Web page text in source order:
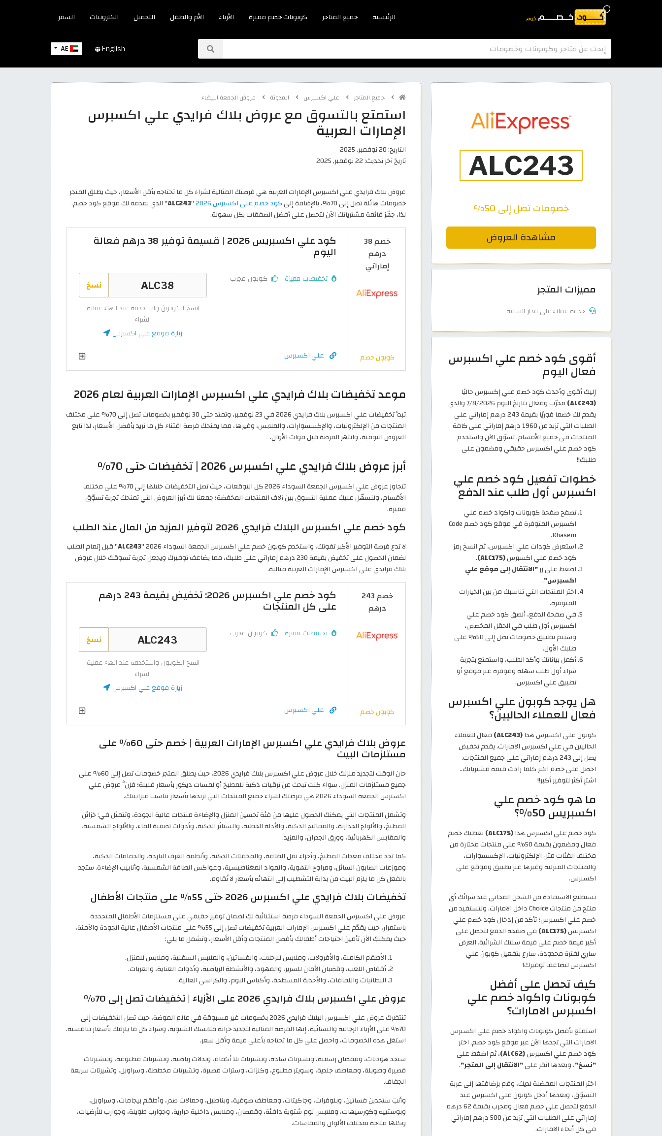
الرئيسية جميع المتاجر كوبونات خصم مميزة الأزياء الأم والطفل التجميل الكترونيات السفر
AE English
جميع المتاجر علي اكسبرس المدونة عروض الجمعة البيضاء
استمتع بالتسوق مع عروض بلاك فرايدي علي اكسبرس
الإمارات العربية
التاريخ:20 نوفمبر, 2025
تاريخ آخر تحديث:22 نوفمبر, 2025
عروض بلاك فرايدي علي اكسبرس الإمارات العربية هي فرصتك المثالية لشراء كل ما تحتاجه بأقل الأسعار، حيث يطلق المتجر
خصومات هائلة تصل إلى 70%، بالإضافة إلى
كود خصم علي اكسبرس 2026 "
ALC243" الذي يقدمه لك موقع كود خصم.
لذا، جهّز قائمة مشترياتك الآن لتحصل على أفضل الصفقات بكل سهولة.
خصم 38
درهم
إماراتي
كوبون خصم
كود علي اكسبريس 2026 | قسيمة توفير 38 درهم فعالة
اليوم
تخفيضات مميزة كوبون مجرب نسخ
انسخ الكوبون واستخدمه عند انهاء عملية
الشراء
زيارة موقع علي اكسبرس
علي اكسبرس
موعد تخفيضات بلاك فرايدي علي اكسبرس الإمارات العربية لعام 2026
تبدأ تخفيضات علي اكسبرس بلاك فرايدي 2026 في 23 نوفمبر، وتمتد حتى 30 نوفمبر بخصومات تصل إلى 70% على مختلف
المنتجات من الإلكترونيات، والإكسسوارات، والملابس، وغيرها، مما يمنحك فرصة اقتناء كل ما تريد بأفضل الأسعار، لذا تابع
العروض اليومية، وانتهز الفرصة قبل فوات الأوان.
أبرز عروض بلاك فرايدي علي اكسبرس 2026 | تخفيضات حتى 70%
تتجاوز عروض علي اكسبرس الجمعة السوداء 2026 كل التوقعات، حيث تصل التخفيضات خلالها إلى 70% على مختلف
الأقسام، ولنسهّل عليك عملية التسوق بين آلاف المنتجات المخفضة؛ جمعنا لك أبرز العروض التي تمنحك تجربة تسوّق
مميزة.
كود خصم علي اكسبرس البلاك فرايدي 2026 لتوفير المزيد من المال عند الطلب
لا تدع فرصة التوفير الأكبر تفوتك، واستخدم كوبون خصم علي اكسبرس الجمعة السوداء 2026 " ALC243" قبل إتمام الطلب
لضمان الحصول على تخفيض بقيمة 230 درهم إماراتي على طلبك، مما يضاعف توفيرك ويجعل تجربة تسوقك خلال عروض
بلاك فرايدي علي اكسبرس الإمارات العربية مثالية.
خصم 243
درهم
كوبون خصم
كود خصم علي اكسبرس 2026: تخفيض بقيمة 243 درهم
على كل المنتجات
تخفيضات مميزة كوبون مجرب نسخ
انسخ الكوبون واستخدمه عند انهاء عملية
الشراء
زيارة موقع علي اكسبرس
علي اكسبرس
عروض بلاك فرايدي علي اكسبرس الإمارات العربية | خصم حتى 60٪ على
مستلزمات البيت
حان الوقت لتجديد منزلك خلال عروض علي اكسبرس بلاك فرايدي 2026، حيث يطلق المتجر خصومات تصل إلى 60% على
جميع مستلزمات المنزل. سواء كنت تبحث عن ترقيات ذكية للمطبخ أو لمسات ديكور بأسعار قليلة؛ فإنَّ عروض علي
اكسبرس الجمعة السوداء 2026 هي فرصتك لشراء جميع المنتجات التي تريدها بأسعار تناسب ميزانيتك.
وتشمل المنتجات التي يمكنك الحصول عليها من فئة تحسين المنزل والإضاءة منتجات عالية الجودة، وتتمثل في: خزائن
المطبخ، والألواح الجدارية، والمفاتيح الذكية، والأدلة الخطية، والستائر الذكية، وأدوات تصفية الماء، والألواح الشمسية،
والمقابس الكهربائية، وورق الجدران، والمزيد.
كما تجد مختلف معدات المطبخ، وأجزاء نقل الطاقة، والمخفتات الذكية، وأنظمة الغرف الباردة، والحمامات الذكية،
وموزعات الصابون السائل، ومراوح التهوية، والمواد المغناطيسية، وعواكس الطاقة الشمسية، وأنابيب الإضاءة. ستجد
بالفعل كل ما يلزم البيت من بداية التشطيب إلى انتهائه بأسعار لا تًقاوم.
تخفيضات بلاك فرايدي علي اكسبرس 2026 حتى 55٪ على منتجات الأطفال
عروض علي اكسبرس الجمعة السوداء فرصة استثنائية لكِ لضمان توفير حقيقي على مستلزمات الأطفال المتجددة
باستمرار، حيث يقدّم علي اكسبرس الإمارات العربية تخفيضات تصل إلى 55% على منتجات الأطفال عالية الجودة والآمنة،
حيث يمكنكِ الآن تأمين احتياجات أطفالك بأفضل المنتجات وأقل الأسعار، وتشمل ما يلي:
الأطقم الكاملة، والأفرولات، وملابس للرحلات، والفساتين، والملابس السفلية، وملابس للمنزل.
أقفاص اللعب، وقضبان الأمان للسرير، والمهود، والأنشطة الرياضية، وأدوات العناية، والعربات.
البطانيات واللفافات، والأحذية المسطحة، وأكياس النوم، والكراسي العالية.
عروض علي اكسبرس بلاك فرايدي 2026 على الأزياء | تخفيضات تصل إلى 70٪
تنتظرك عروض علي اكسبرس البلاك فرايدي 2026 بخصومات غير مسبوقة في عالم الموضة، حيث تصل التخفيضات إلى
70% على الأزياء الرجالية والنسائية، إنها الفرصة المثالية لتجديد خزانة ملابسك الشتوية، وشراء كل ما يلزمك بأسعار تنافسية.
استغل هذه الخصومات، واحصل على كل ما تحتاجه بأعلى قيمة وأقل سعر.
ستجد هوديات، وقمصان رسمية، وتشيرتات سادة، وتشيرتات بلا أكمام، وبدلات رياضية، وتشيرتات مطبوعة، وتيشيرتات
قصيرة وطويلة، ومعاطف جلدية، وسويتر مطبوع، وكنزات، وسترات قصيرة، وتشيرتات مخططة، وسراويل، وتشيرتات سريعة
الجفاف.
وأنتِ ستجدين فساتين، وبلوفرات، وجاكيتات، ومعاطف صوفية، وبناطيل، وحمالات صدر، وأطقم بيجامات، وسراويل،
وبوستييه وكورسيهات، وملابس نوم شتوية دافئة، وقمصان، وملابس داخلية حرارية، وجوارب طويلة، وجوارب للأرضيات،
وكلها متاحة بمختلف الألوان والمقاسات.
خصومات تصل إلى 50%
مشاهدة العروض
مميزات المتجر
خدمة عملاء على مدار الساعة
أقوى كود خصم علي اكسبرس
فعال اليوم
إليك أقوى وأحدث كود خصم علي إكسبرس حاليًا
(ALC243)
مجرّب وفعال بتاريخ اليوم 7/8/2026 والذي
يقدم لك خصما فوريًا بقيمة 243 درهم إماراتي على
الطلبات التي تزيد عن 1960 درهم إماراتي على كافة
المنتجات في جميع الأقسام. تسوّق الآن واستخدم
كود خصم علي اكسبرس حقيقي ومضمون على
طلبك!!
خطوات تفعيل كود خصم علي
اكسبرس أول طلب عند الدفع
تصفح صفحة كوبونات واكواد خصم علي
اكسبرس المتوفرة في موقع كود خصم Code
Khasem.
استعرض كودات علي اكسبرس، ثم انسخ رمز
كود خصم علي اكسبرس(ALC175)
.
اضغط على زر"الانتقال إلى موقع علي
اكسبرس".
اختر المنتجات التي تناسبك من بين الخيارات
المتوفرة.
في صفحة الدفع، ألصق كود خصم علي
اكسبرس أول طلب في الحقل المخصص،
وسيتم تطبيق خصومات تصل إلى 50% على
طلبك الأول.
أكمل بياناتك وأكد الطلب، واستمتع بتجربة
شراء أول طلب سهلة وموفرة عبر موقع أو
تطبيق علي اكسبرس.
هل يوجد كوبون علي اكسبرس
فعال للعملاء الحاليين؟
كوبون علي اكسبرس هذا(ALC243)
فعال للعملاء
الحاليين في علي اكسبرس الامارات. يقدم تخفيض
يصل إلى 243 درهم إماراتي على جميع المنتجات.
احصل على خصم اكبر كلما زادت قيمة مشترياتك..
اشترِ أكثر لتوفير أكبر!!
ما هو كود خصم علي
اكسبريس 50%؟
كود خصم علي اكسبرس هذا(ALC175)
يعطيك خصم
فعال ومضمون بقيمة 50% على منتجات مختارة من
مختلف الفئات مثل الإلكترونيات، الإكسسوارات،
والمنتجات المنزلية وغيرها عبر تطبيق وموقع علي
اكسبرس.
تستطيع الاستفادة من الشحن المجاني عند شرائك أي
منتج من منتجات Choice داخل الامارات. ولتستفيد من
خصم علي اكسبرس؛ تأكد من إدخال كود خصم علي
اكسبريس(ALC175)
في صفحة الدفع لتحصل على
أكبر قيمة خصم على قيمة سلتك الشرائية. العرض
ساري لفترة محدودة، سارع بتفعيل كوبون علي
اكسبرس لتضاعف توفيرك!
كيف تحصل على أفضل
كوبونات واكواد خصم علي
اكسبرس الامارات؟
استمتع بأفضل كوبونات واكواد خصم علي اكسبرس
الامارات التي تجدها الآن عبر موقع كود خصم. اختر
كود خصم علي اكسبرس(ALC62)
، ثم اضغط على
"نسخ"، وبعدها انقر على"الانتقال إلى المتجر".
اختر المنتجات المفضلة لديك، وقم بإضافتها إلى عربة
التسوّق، وبعدها أدخل كوبون علي اكسبرس عند
الدفع لتحصل على خصم فعال ومجرب بقيمة 62 درهم
إماراتي على الطلبات التي تزيد عن 500 درهم إماراتي
في كل أنحاء الامارات.